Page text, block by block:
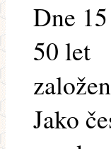
Dne
50 let
Jako